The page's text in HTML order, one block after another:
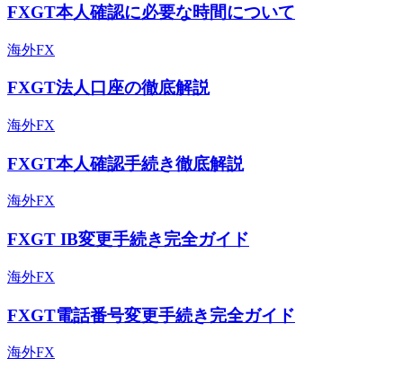
FXGT本人確認に必要な時間について
海外FX
FXGT法人口座の徹底解説
海外FX
FXGT本人確認手続き徹底解説
海外FX
FXGT IB変更手続き完全ガイド
海外FX
FXGT電話番号変更手続き完全ガイド
海外FX